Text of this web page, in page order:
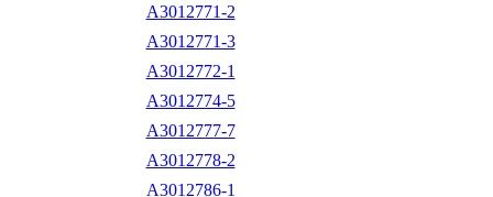
A3012771-2
A3012771-3
A3012772-1
A3012774-5
A3012777-7
A3012778-2
A3012786-1